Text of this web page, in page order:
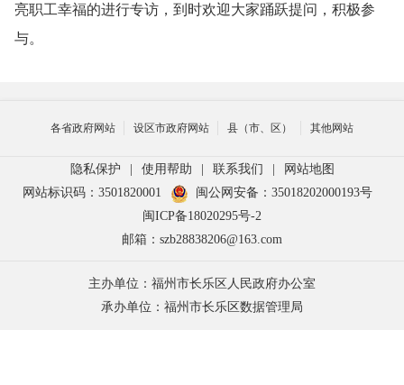
亮职工幸福的进行专访，到时欢迎大家踊跃提问，积极参
与。
各省政府网站 设区市政府网站 县（市、区） 其他网站
隐私保护 使用帮助 联系我们
网站地图
网站标识码：3501820001
闽公网安备：35018202000193号
闽ICP备18020295号-2
邮箱：szb28838206@163.com
主办单位：福州市长乐区人民政府办公室
承办单位：福州市长乐区数据管理局